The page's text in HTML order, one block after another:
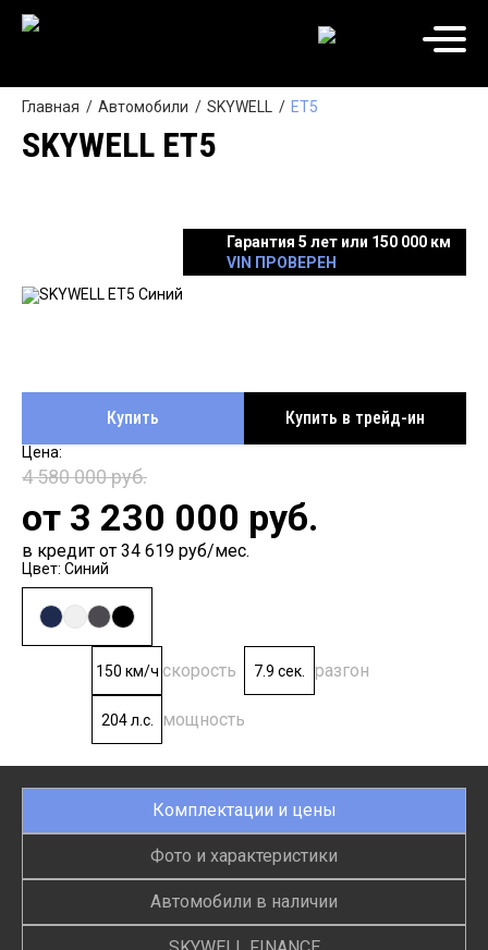
Главная Автомобили SKYWELL ET5
SKYWELL ET5
Гарантия 5 лет или 150 000 км
VIN ПРОВЕРЕН
150 км/ч скорость 7.9 сек. разгон
204 л.с. мощность
Цвет: Синий
от 3 230 000 руб.
4 580 000 руб.
в кредит от 34 619 руб/мес.
Купить Купить в трейд-ин
Комплектации и цены
Фото и характеристики
Автомобили в наличии